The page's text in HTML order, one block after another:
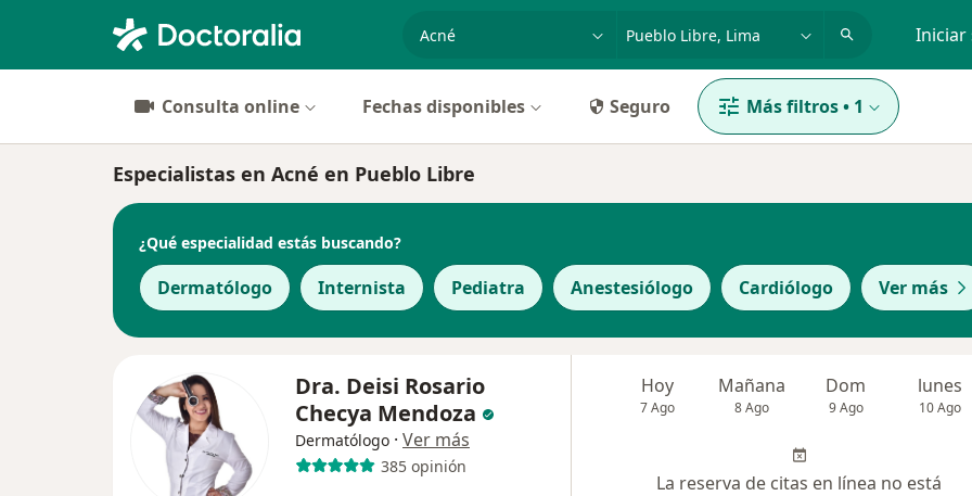
especialidad, enfermedad o nombre Iniciar
Consulta online Fechas disponibles Seguro Más filtros• 1
Especialistas en Acné en Pueblo Libre
¿Qué especialidad estás buscando?
Dermatólogo Internista Pediatra Anestesiólogo Cardiólogo Ver más
Dra. Deisi Rosario
Checya Mendoza
Dermatólogo · Ver más
385 opinión
Hoy
7 Ago
Mañana
8 Ago
Dom
9 Ago
lunes
10 Ago
La reserva de citas en línea no está